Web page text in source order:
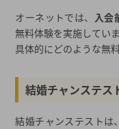
オーネットでは、 入会
無料体験を実施していま
具体的にどのような無
結婚チャンステス
結婚チャンステスト